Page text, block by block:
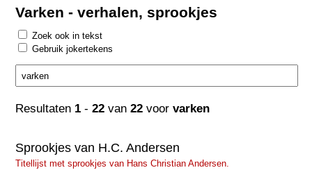
Varken - verhalen, sprookjes
Zoek ook in tekst
Gebruik jokertekens
Resultaten 1 -22 van22 voorvarken
Sprookjes van H.C. Andersen
Titellijst met sprookjes van Hans Christian Andersen.